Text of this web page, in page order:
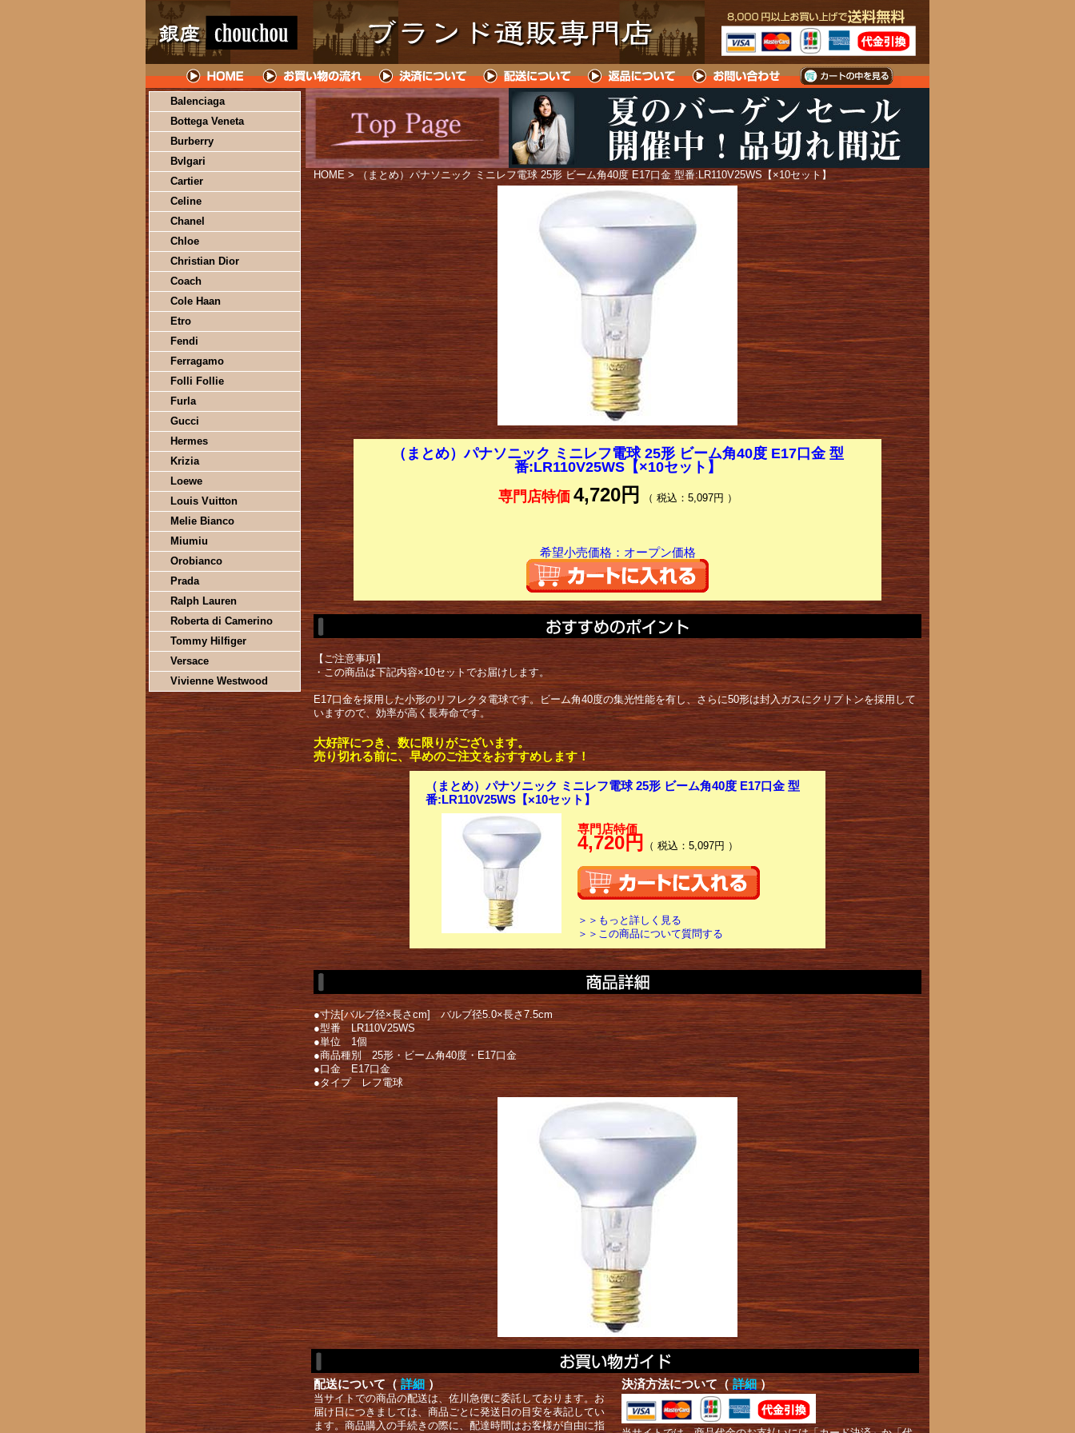
Balenciaga
Bottega Veneta
Burberry
Bvlgari
Cartier
Celine
Chanel
Chloe
Christian Dior
Coach
Cole Haan
Etro
Fendi
Ferragamo
Folli Follie
Furla
Gucci
Hermes
Krizia
Loewe
Louis Vuitton
Melie Bianco
Miumiu
Orobianco
Prada
Ralph Lauren
Roberta di Camerino
Tommy Hilfiger
Versace
Vivienne Westwood
HOME > （まとめ）パナソニック ミニレフ電球 25形 ビーム角40度 E17口金 型番:LR110V25WS【×10セット】
（まとめ）パナソニック ミニレフ電球 25形 ビーム角40度 E17口金 型
番:LR110V25WS【×10セット】
専門店特価 4,720円 （ 税込：5,097円 ）
希望小売価格：オープン価格
【ご注意事項】
・この商品は下記内容×10セットでお届けします。
E17口金を採用した小形のリフレクタ電球です。ビーム角40度の集光性能を有し、さらに50形は封入ガスにクリプトンを採用して
いますので、効率が高く長寿命です。
大好評につき、数に限りがございます。
売り切れる前に、早めのご注文をおすすめします！
（まとめ）パナソニック ミニレフ電球 25形 ビーム角40度 E17口金 型
番:LR110V25WS【×10セット】
専門店特価
4,720円 （ 税込：5,097円 ）
＞＞もっと詳しく見る
＞＞この商品について質問する
●寸法[バルブ径×長さcm] バルブ径5.0×長さ7.5cm
●型番 LR110V25WS
●単位 1個
●商品種別 25形・ビーム角40度・E17口金
●口金 E17口金
●タイプ レフ電球
配送について（ 詳細 ）
当サイトでの商品の配送は、佐川急便に委託しております。お
届け日につきましては、商品ごとに発送日の目安を表記してい
ます。商品購入の手続きの際に、配達時間はお客様が自由に指
決済方法について（ 詳細 ）